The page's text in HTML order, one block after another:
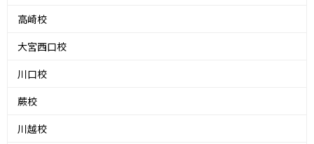
高崎校
大宮西口校
川口校
蕨校
川越校